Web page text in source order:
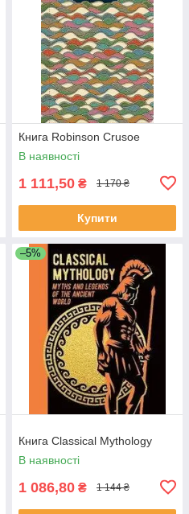
Книга Robinson Crusoe
В наявності
1 111,50 ₴ 1 170 ₴
Купити
–5%
Книга Classical Mythology
В наявності
1 086,80 ₴ 1 144 ₴